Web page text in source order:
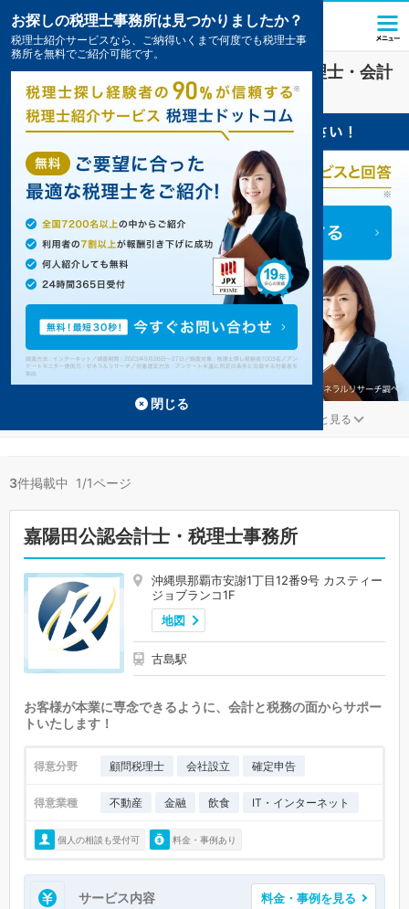
学校法人業界に強い那覇市(沖縄県)の税理士・会計
事務所の一覧3件掲載中
もっと見る
3件掲載中 1/1ページ
嘉陽田公認会計士・税理士事務所
沖縄県那覇市安謝1丁目12番9号 カスティー
ジョブランコ1F
地図
古島駅
お客様が本業に専念できるように、会計と税務の面からサポー
トいたします！
得意分野 顧問税理士 会社設立 確定申告
得意業種 不動産 金融 飲食 IT・インターネット
個人の相談も受付可 料金・事例あり
サービス内容 料金・事例を見る
お探しの税理士事務所は見つかりましたか？
税理士紹介サービスなら、ご納得いくまで何度でも税理士事
務所を無料でご紹介可能です。
閉じる